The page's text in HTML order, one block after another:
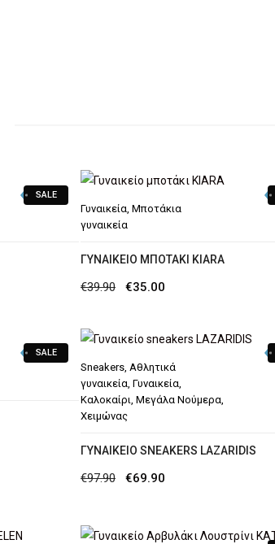
SALE
Γυναικεία, Μποτάκια
γυναικεία
ΓΥΝΑΙΚΕΊΟ ΜΠΟΤΆΚΙ ΚΙΑRA
€39.90
Original
was:
€35.00
τιμή
είναι:
€35.00.
SALE
Sneakers Αθλητικά
γυναικεία Γυναικεία
Καλοκαίρι Μεγάλα Νούμερα
Χειμώνας
ΓΥΝΑΙΚΕΊΟ SNEAKERS LAZARIDIS
€97.90
Original
€69.90